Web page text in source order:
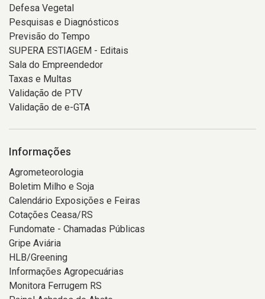
Defesa Vegetal
Pesquisas e Diagnósticos
Previsão do Tempo
SUPERA ESTIAGEM - Editais
Sala do Empreendedor
Taxas e Multas
Validação de PTV
Validação de e-GTA
Informações
Agrometeorologia
Boletim Milho e Soja
Calendário Exposições e Feiras
Cotações Ceasa/RS
Fundomate - Chamadas Públicas
Gripe Aviária
HLB/Greening
Informações Agropecuárias
Monitora Ferrugem RS